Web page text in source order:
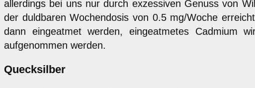
allerdings bei uns nur durch exzessiven Genuss von
der duldbaren Wochendosis von 0.5 mg/Woche
dann eingeatmet werden, eingeatmetes
aufgenommen werden.
Quecksilber